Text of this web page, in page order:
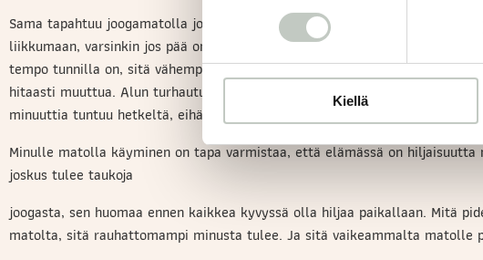
Kiellä
Sama tapahtuu joogamatolla joka harjoituksessa. Alussa on kova halu tehdä
liikkumaan, varsinkin jos pää on töiden jälkeen pienessä stressipöhnässä.
tempo tunnilla on, sitä vähempi riittää. Kun astut hiljaisuuden maailmaan,
hitaasti muuttua. Alun turhautuminen muuttuu hitauden hyväksymiseksi.
minuuttia tuntuu hetkeltä, eihän tässä ehditty tehdä kuin kolme asanaa.
Minulle matolla käyminen on tapa varmistaa, että elämässä on hiljaisuutta
joskus tulee taukoja
joogasta, sen huomaa ennen kaikkea kyvyssä olla hiljaa paikallaan. Mitä
matolta, sitä rauhattomampi minusta tulee. Ja sitä vaikeammalta matolle